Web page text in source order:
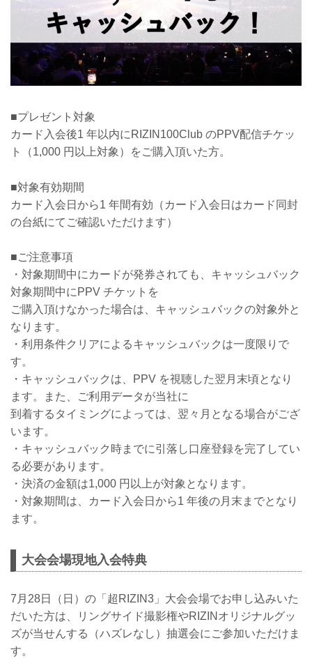
■プレゼント対象
カード入会後1 年以内にRIZIN100Club のPPV配信チケッ
ト（1,000 円以上対象）をご購入頂いた方。
■対象有効期間
カード入会日から1 年間有効（カード入会日はカード同封
の台紙にてご確認いただけます）
■ご注意事項
・対象期間中にカードが発券されても、キャッシュバック
対象期間中にPPV チケットを
ご購入頂けなかった場合は、キャッシュバックの対象外と
なります。
・利用条件クリアによるキャッシュバックは一度限りで
す。
・キャッシュバックは、PPV を視聴した翌月末頃となり
ます。また、ご利用データが当社に
到着するタイミングによっては、翌々月となる場合がござ
います。
・キャッシュバック時までに引落し口座登録を完了してい
る必要があります。
・決済の金額は1,000 円以上が対象となります。
・対象期間は、カード入会日から1 年後の月末までとなり
ます。
大会会場現地入会特典
7月28日（日）の「超RIZIN3」大会会場でお申し込みいた
だいた方は、リングサイド撮影権やRIZINオリジナルグッ
ズが当せんする（ハズレなし）抽選会にご参加いただけま
す。